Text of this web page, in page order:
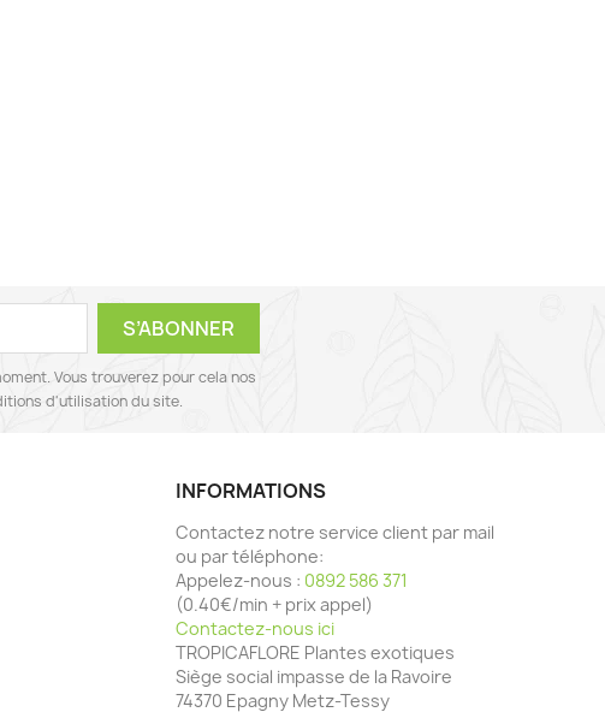
Vous trouverez pour cela nos
d'utilisation du site.
INFORMATIONS
Contactez notre service client par mail
ou par téléphone:
Appelez-nous : 0892 586 371
(0.40€/min + prix appel)
Contactez-nous ici
TROPICAFLORE Plantes exotiques
Siège social impasse de la Ravoire
74370 Epagny Metz-Tessy